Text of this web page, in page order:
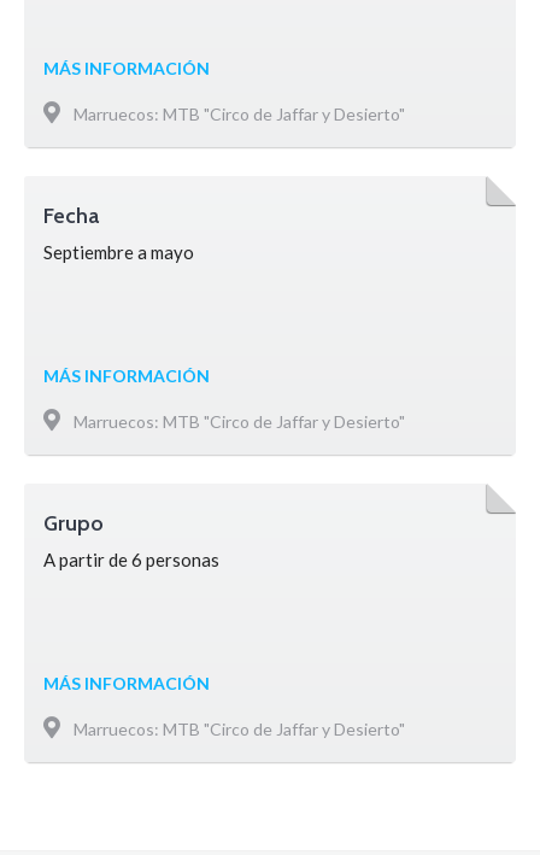
MÁS INFORMACIÓN
Marruecos: MTB "Circo de Jaffar y Desierto"
Fecha
Septiembre a mayo
MÁS INFORMACIÓN
Marruecos: MTB "Circo de Jaffar y Desierto"
Grupo
A partir de 6 personas
MÁS INFORMACIÓN
Marruecos: MTB "Circo de Jaffar y Desierto"